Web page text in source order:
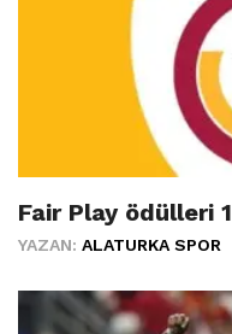
Fair Play ödülleri
YAZAN: ALATURKA SPOR